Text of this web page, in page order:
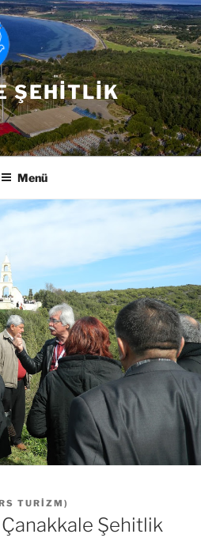
ŞEHITLIK
Menü
TURIZM )
Şehitlik